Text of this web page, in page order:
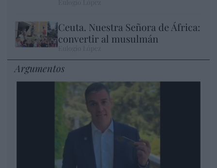
Ceuta. Nuestra Señora de África:
convertir al musulmán
Argumentos